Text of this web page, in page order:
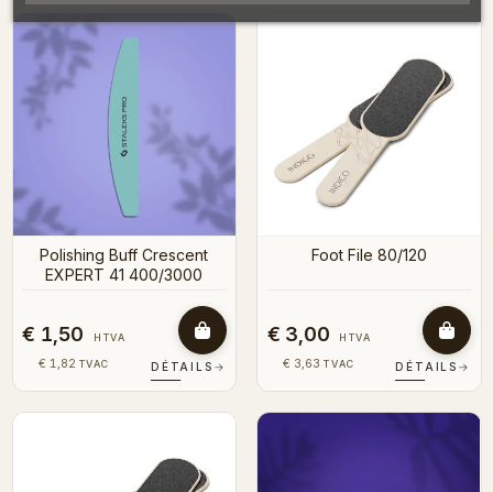
Polishing Buff Crescent
EXPERT 41 400/3000
€ 1,50 HTVA
€ 1,82 TVAC DÉTAILS →
Foot File 80/120
€ 3,00 HTVA
€ 3,63 TVAC DÉTAILS →